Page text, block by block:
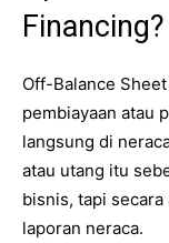
Financing?
Off-Balance
pembiayaan atau
langsung di
atau utang itu
bisnis, tapi
laporan neraca.